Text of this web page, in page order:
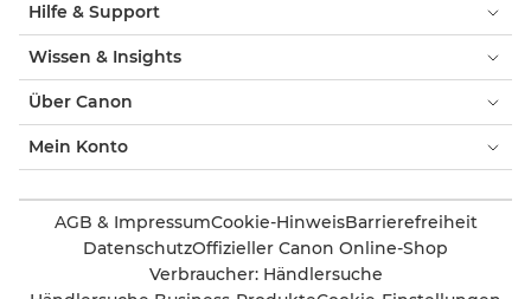
Hilfe & Support
Wissen & Insights
Über Canon
Mein Konto
AGB & ImpressumCookie-HinweisBarrierefreiheit
DatenschutzOffizieller Canon Online-Shop
Verbraucher: Händlersuche